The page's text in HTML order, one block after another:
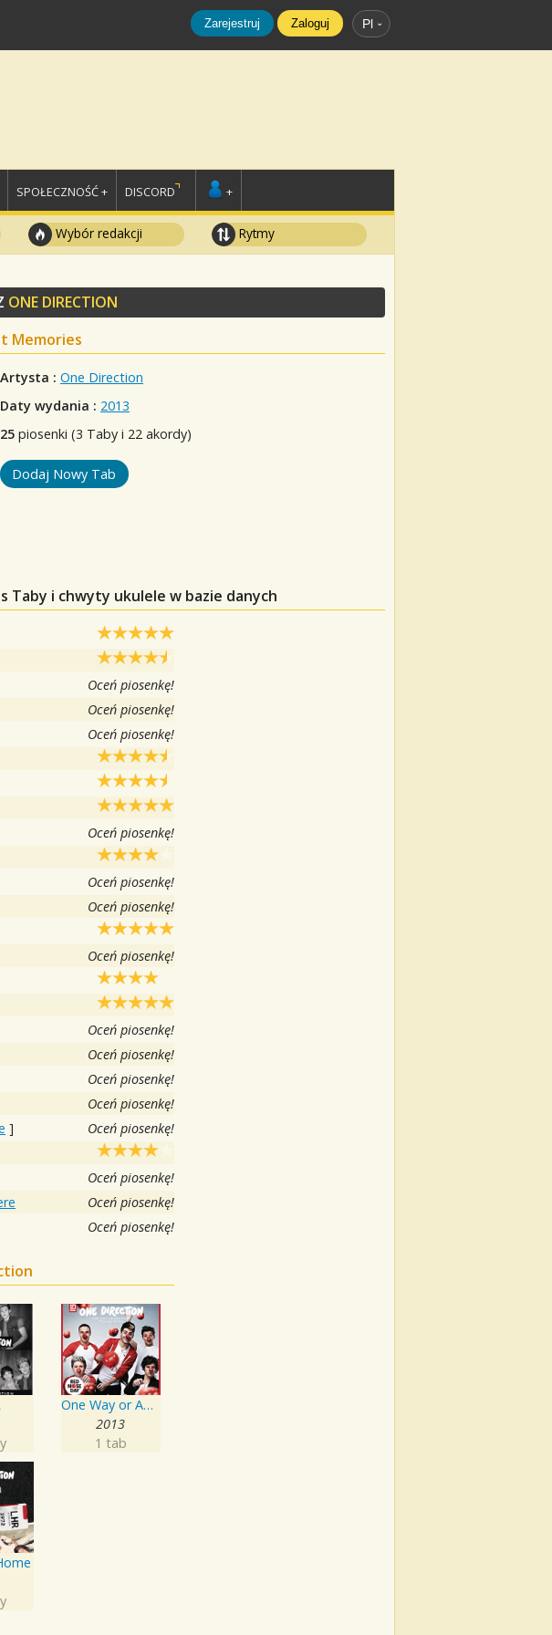
Zarejestruj Zaloguj Pl
SPOŁECZNOŚĆ + DISCORD +
Wybór redakcji Rytmy
ONE DIRECTION
Memories
Artysta : One Direction
Daty wydania : 2013
25 piosenki (3 Taby i 22 akordy)
Dodaj Nowy Tab
Taby i chwyty ukulele w bazie danych
Oceń piosenkę!
Oceń piosenkę!
Oceń piosenkę!
Oceń piosenkę!
Oceń piosenkę!
Oceń piosenkę!
Oceń piosenkę!
Oceń piosenkę!
Oceń piosenkę!
Oceń piosenkę!
Oceń piosenkę!
] Oceń piosenkę!
Oceń piosenkę!
Oceń piosenkę!
Oceń piosenkę!
One Way or Another
2013
1 tab